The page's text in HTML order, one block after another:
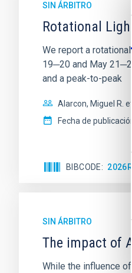
SIN ÁRBITRO
Rotational
We report a
19─20 and May
and a peak-to-peak
Alarcon, Miguel R. et
Fecha de publicación:
BIBCODE
SIN ÁRBITRO
The impact of
While the influence